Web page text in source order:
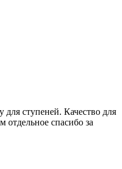
ступеней. Качество для
спасибо за